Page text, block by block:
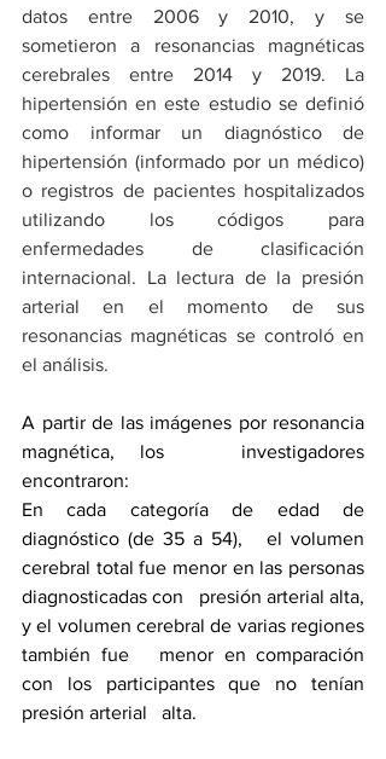
datos entre 2006 y 2010, y se
sometieron a resonancias magnéticas
cerebrales entre 2014 y 2019. La
hipertensión en este estudio se definió
como informar un diagnóstico de
hipertensión (informado por un médico)
o registros de pacientes hospitalizados
utilizando los códigos para
enfermedades de clasificación
internacional. La lectura de la presión
arterial en el momento de sus
resonancias magnéticas se controló en
el análisis.
A partir de las imágenes por resonancia
magnética, los   investigadores
encontraron:
En cada categoría de edad de
diagnóstico (de 35 a 54),   el volumen
cerebral total fue menor en las personas
diagnosticadas con   presión arterial alta,
y el volumen cerebral de varias regiones
también fue   menor en comparación
con los participantes que no tenían
presión arterial   alta.